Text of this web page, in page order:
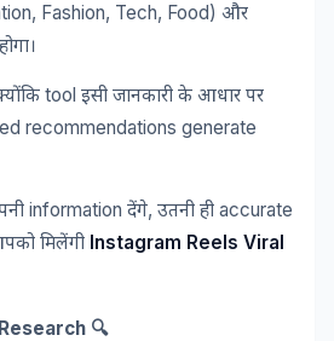
Fashion, Tech, Food) और
होगा।
tool इसी जानकारी के आधार पर
recommendations generate
information देंगे, उतनी ही accurate
मिलेंगी Instagram Reels Viral
🔍